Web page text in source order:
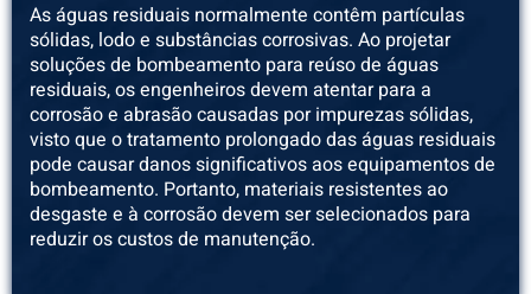
As águas residuais normalmente contêm partículas
sólidas, lodo e substâncias corrosivas. Ao projetar
soluções de bombeamento para reúso de águas
residuais, os engenheiros devem atentar para a
corrosão e abrasão causadas por impurezas sólidas,
visto que o tratamento prolongado das águas residuais
pode causar danos significativos aos equipamentos de
bombeamento. Portanto, materiais resistentes ao
desgaste e à corrosão devem ser selecionados para
reduzir os custos de manutenção.